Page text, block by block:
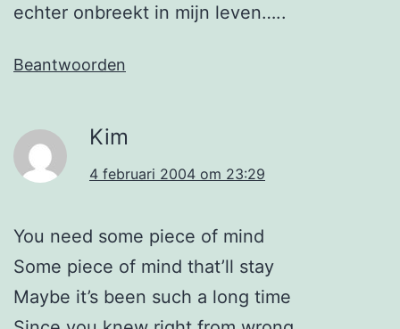
echter onbreekt in mijn leven…..
Beantwoorden
Kim
4 februari 2004 om 23:29
You need some piece of mind
Some piece of mind that’ll stay
Maybe it’s been such a long time